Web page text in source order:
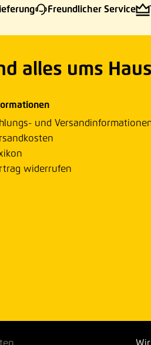
Freundlicher Service
alles ums Haus
und
widerrufen